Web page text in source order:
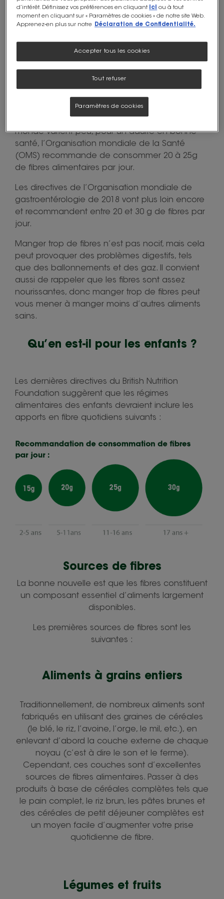
monde varient peu, pour un adulte en bonne
santé, l’Organisation mondiale de la Santé
(OMS) recommande de consommer 20 à 25g
de fibres alimentaires par jour.
Les directives de l’Organisation mondiale de
gastroentérologie de 2018 vont plus loin encore
et recommandent entre 20 et 30 g de fibres par
jour.
Manger trop de fibres n’est pas nocif, mais cela
peut provoquer des problèmes digestifs, tels
que des ballonnements et des gaz. Il convient
aussi de rappeler que les fibres sont assez
nourissantes, donc manger trop de fibres peut
vous mener à manger moins d’autres aliments
sains.
Qu’en est-il pour les enfants ?
Les dernières directives du British Nutrition
Foundation suggèrent que les régimes
alimentaires des enfants devraient inclure les
apports en fibre quotidiens suivants :
Sources de fibres
La bonne nouvelle est que les fibres constituent
un composant essentiel d’aliments largement
disponibles.
Les premières sources de fibres sont les
suivantes :
Aliments à grains entiers
Traditionnellement, de nombreux aliments sont
fabriqués en utilisant des graines de céréales
(le blé, le riz, l’avoine, l’orge, le mil, etc.), en
enlevant d’abord la couche externe de chaque
noyau (c’est à dire le son et le ferme).
Cependant, ces couches sont d’excellentes
sources de fibres alimentaires. Passer à des
produits à base de céréales complètes tels que
le pain complet, le riz brun, les pâtes brunes et
des céréales de petit déjeuner complètes est
un moyen facile d’augmenter votre prise
quotidienne de fibre.
Légumes et fruits
d’intérêt. Définissez vos préférences en cliquant ici ou à tout
moment en cliquant sur « Paramètres de cookies » de notre site Web.
Apprenez-en plus sur notre Déclaration de Confidentialité.
Tout refuser
Accepter tous les cookies
Paramètres de cookies